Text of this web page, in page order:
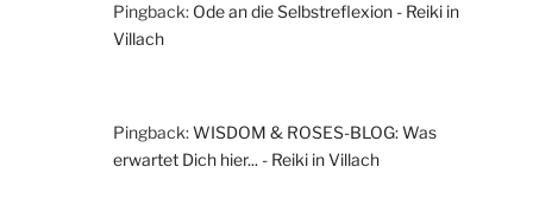
Pingback: Ode an die Selbstreflexion - Reiki in
Villach
Pingback:WISDOM & ROSES-BLOG: Was
erwartet Dich hier... - Reiki in Villach